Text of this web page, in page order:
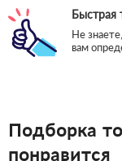
Быстрая
Не
вам
Подборка
понравится